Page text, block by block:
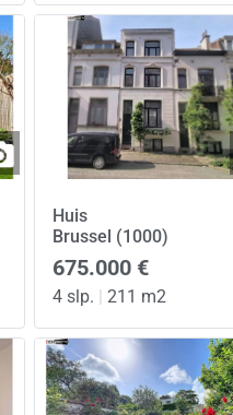
Huis
Brussel (1000)
675.000 €
4 slp. | 211 m2